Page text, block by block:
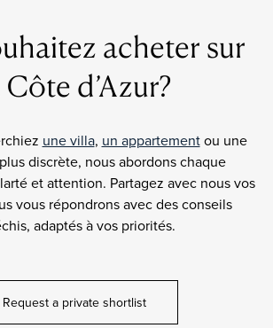
acheter sur
d’Azur?
une villa, un appartementou une
discrète, nous abordons chaque
et attention. Partagez avec nous vos
vous répondrons avec des conseils
adaptés à vos priorités.
Request a private shortlist